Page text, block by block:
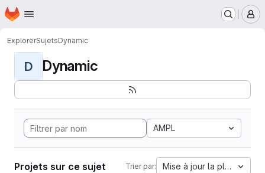
Passer au contenu principal
Page d'accueil
ExplorerSujetsDynamic
D Dynamic
AMPL
Projets sur ce sujet Trier par: Mise à jour la plus